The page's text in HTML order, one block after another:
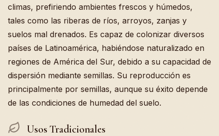
climas, prefiriendo ambientes frescos y húmedos,
tales como las riberas de ríos, arroyos, zanjas y
suelos mal drenados. Es capaz de colonizar diversos
países de Latinoamérica, habiéndose naturalizado en
regiones de América del Sur, debido a su capacidad de
dispersión mediante semillas. Su reproducción es
principalmente por semillas, aunque su éxito depende
de las condiciones de humedad del suelo.
Usos Tradicionales